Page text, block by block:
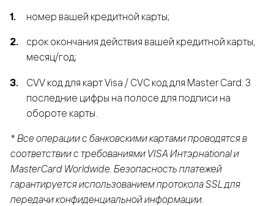
номер вашей кредитной карты;
cрок окончания действия вашей кредитной карты,
месяц/год;
CVV код для карт Visa / CVC код для Master Card: 3
последние цифры на полосе для подписи на
обороте карты.
* Все операции с банковскими картами проводятся в
соответствии с требованиями VISA Интэрнаtional и
MasterCard Worldwide. Безопасность платежей
гарантируется использованием протокола SSL для
передачи конфиденциальной информации.